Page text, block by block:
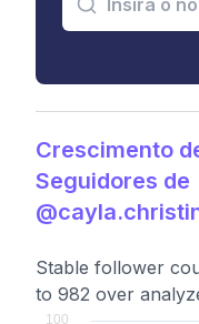
Crescimento
Seguidores de
Stable follower
to 982 over